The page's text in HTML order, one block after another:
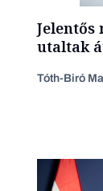
Jelentős
utaltak
Tóth-Biró